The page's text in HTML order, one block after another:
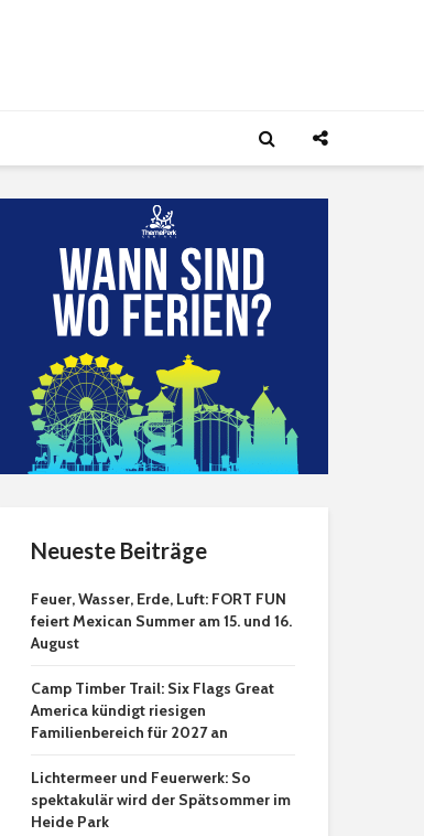
Neueste Beiträge
Feuer, Wasser, Erde, Luft: FORT FUN
feiert Mexican Summer am 15. und 16.
August
Camp Timber Trail: Six Flags Great
America kündigt riesigen
Familienbereich für 2027 an
Lichtermeer und Feuerwerk: So
spektakulär wird der Spätsommer im
Heide Park